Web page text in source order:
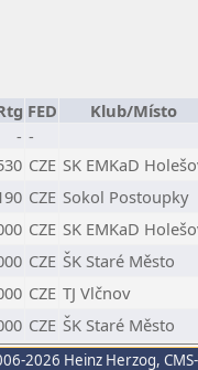
FED Klub/Místo
- -
CZE SK EMKaD
CZE Sokol Postoupky
CZE SK EMKaD
CZE ŠK Staré Město
CZE TJ Vlčnov
CZE ŠK Staré Město
2026 Heinz Herzog,